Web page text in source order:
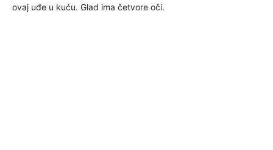
ovaj uđe u kuću. Glad ima četvore oči.